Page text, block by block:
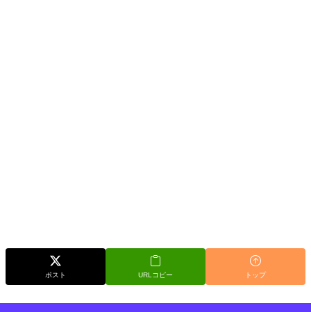
ポスト URLコピー トップ